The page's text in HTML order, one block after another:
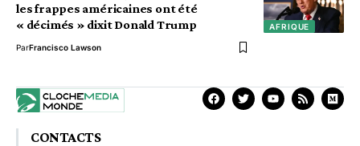
AFRIQUE
les frappes américaines ont été
« décimés » dixit Donald Trump
ParFrancisco Lawson
CONTACTS